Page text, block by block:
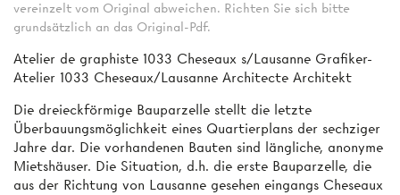
vereinzelt vom Original abweichen. Richten Sie sich bitte
grundsätzlich an das Original-Pdf.
Atelier de graphiste 1033 Cheseaux s/Lausanne Grafiker-
Atelier 1033 Cheseaux/Lausanne Architecte Architekt
Die dreieckförmige Bauparzelle stellt die letzte
Überbauungsmöglichkeit eines Quartierplans der sechziger
Jahre dar. Die vorhandenen Bauten sind längliche, anonyme
Mietshäuser. Die Situation, d.h. die erste Bauparzelle, die
aus der Richtung von Lausanne gesehen eingangs Cheseaux